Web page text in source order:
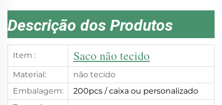
Descrição dos Produtos
Item : Saco não tecido
Material:
não tecido
Embalagem:
200pcs / caixa ou personalizado